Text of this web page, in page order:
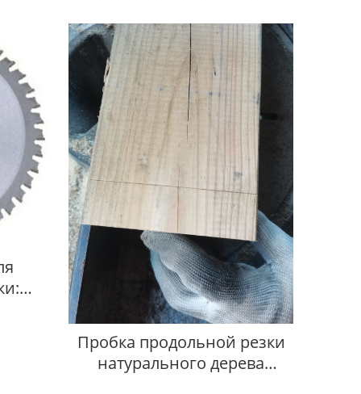
Пробка продольной резки
натурального дерева